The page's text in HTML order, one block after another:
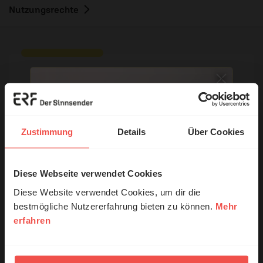
Zustimmung Details Über Cookies
Diese Webseite verwendet Cookies
Diese Website verwendet Cookies, um dir die
bestmögliche Nutzererfahrung bieten zu können. Mehr
erfahren
Nutzungsrechte
Ihr Kommentar
Die E-Mail-Adresse wird nicht veröffentlicht.
© Ruth Schneider / ERF